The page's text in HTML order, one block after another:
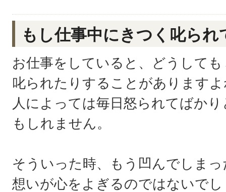
もし仕事中にきつく叱ら
お仕事をしていると、どうして
叱られたりすることがあります
人によっては毎日怒られてばか
もしれません。
そういった時、もう凹んでしま
想いが心をよぎるのではないで